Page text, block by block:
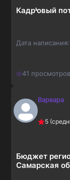
Кадрᡃовый
Дата написания:
41 просмотров
600 ₽Варвара
5
Бюджет
Самарская